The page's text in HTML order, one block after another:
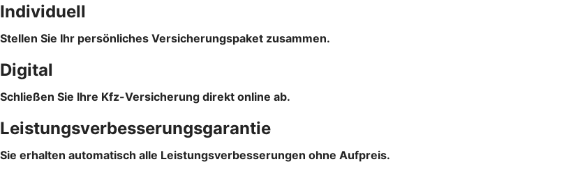
Individuell
Stellen Sie Ihr persönliches Versicherungspaket zusammen.
Digital
Schließen Sie Ihre Kfz-Versicherung direkt online ab.
Leistungsverbesserungsgarantie
Sie erhalten automatisch alle Leistungsverbesserungen ohne Aufpreis.